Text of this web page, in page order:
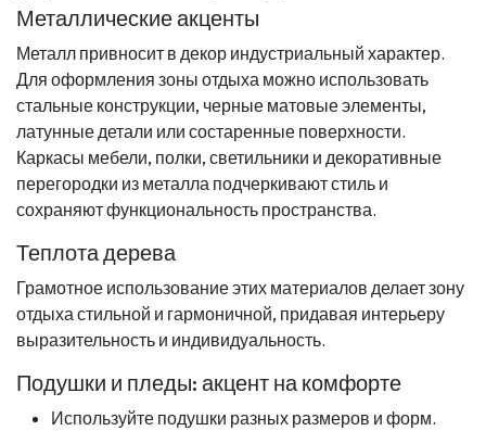
Металлические акценты
Металл привносит в декор индустриальный характер.
Для оформления зоны отдыха можно использовать
стальные конструкции, черные матовые элементы,
латунные детали или состаренные поверхности.
Каркасы мебели, полки, светильники и декоративные
перегородки из металла подчеркивают стиль и
сохраняют функциональность пространства.
Теплота дерева
Грамотное использование этих материалов делает зону
отдыха стильной и гармоничной, придавая интерьеру
выразительность и индивидуальность.
Подушки и пледы: акцент на комфорте
Используйте подушки разных размеров и форм.